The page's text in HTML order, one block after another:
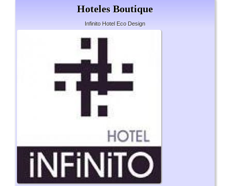
Hoteles Boutique
Infinito Hotel Eco Design